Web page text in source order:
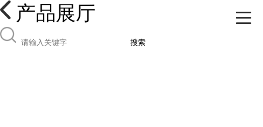
产品展厅
搜索